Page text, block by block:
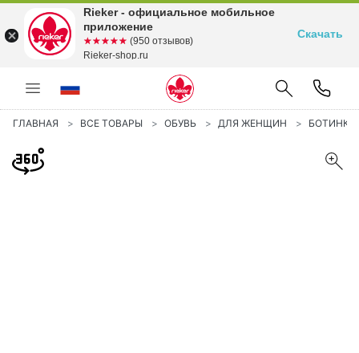
ГЛАВНАЯ ВСЕ ТОВАРЫ ОБУВЬ ДЛЯ ЖЕНЩИН БОТИНКИ
Rieker - официальное мобильное
приложение
☆☆☆☆☆
★★★★★ (950 отзывов)
Rieker-shop.ru
Скачать